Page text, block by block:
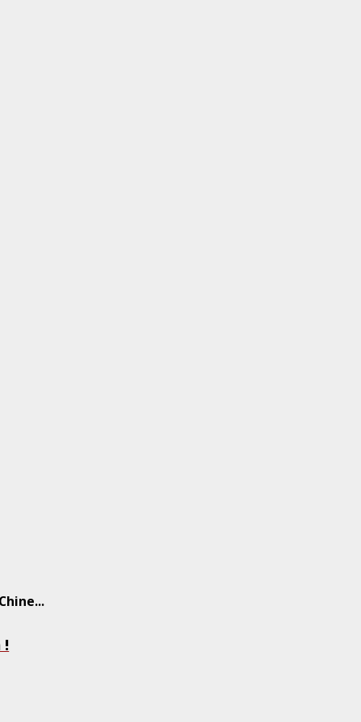
Chine...
!